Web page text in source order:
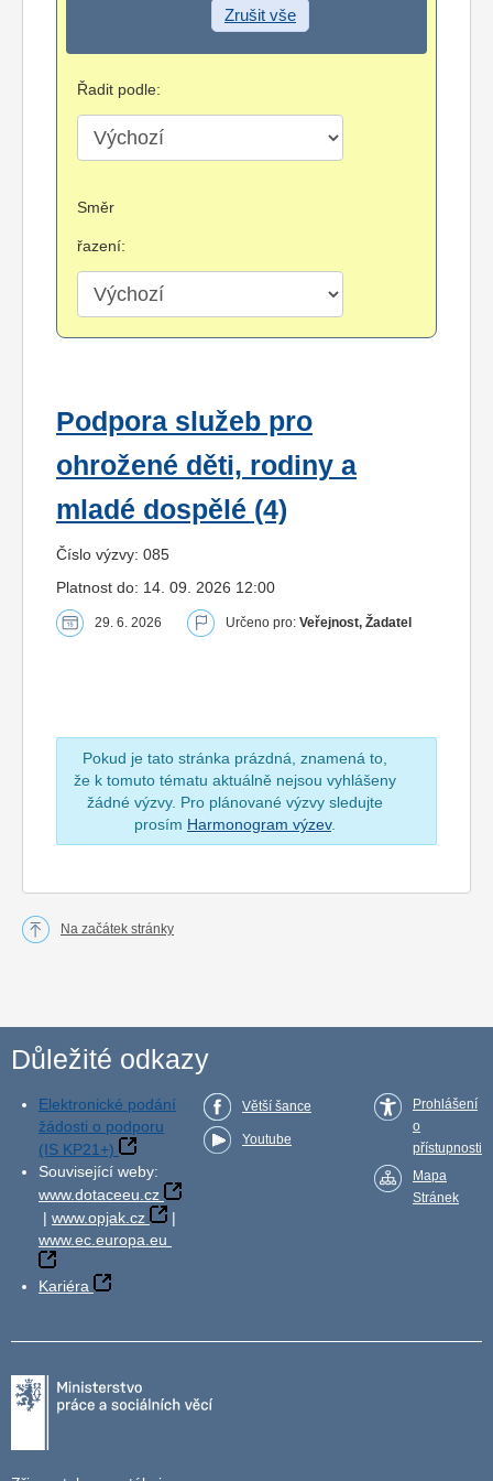
Zrušit vše
Řadit podle:
Směr
řazení:
Podpora služeb pro
ohrožené děti, rodiny a
mladé dospělé (4)
Číslo výzvy: 085
Platnost do: 14. 09. 2026 12:00
29. 6. 2026 Určeno pro: Veřejnost, Žadatel
Pokud je tato stránka prázdná, znamená to,
že k tomuto tématu aktuálně nejsou vyhlášeny
žádné výzvy. Pro plánované výzvy sledujte
prosím Harmonogram výzev.
Na začátek stránky
Důležité odkazy
Elektronické podání
žádosti o podporu
(IS KP21+)
Související weby:
www.dotaceeu.cz
| www.opjak.cz
|
www.ec.europa.eu
Kariéra
Větší šance
Youtube
Prohlášení
o
přístupnosti
Mapa
Stránek